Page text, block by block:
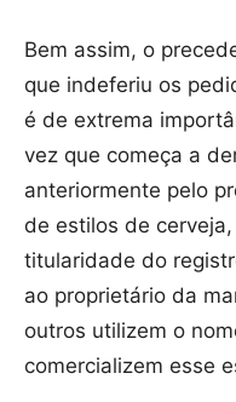
Bem assim, o
que indeferiu os
é de extrema
vez que começa a
anteriormente pelo
de estilos de
titularidade do
ao proprietário da
outros utilizem o
comercializem esse